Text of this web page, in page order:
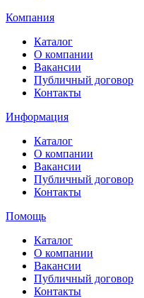
Компания
Каталог
О компании
Вакансии
Публичный договор
Контакты
Информация
Каталог
О компании
Вакансии
Публичный договор
Контакты
Помощь
Каталог
О компании
Вакансии
Публичный договор
Контакты